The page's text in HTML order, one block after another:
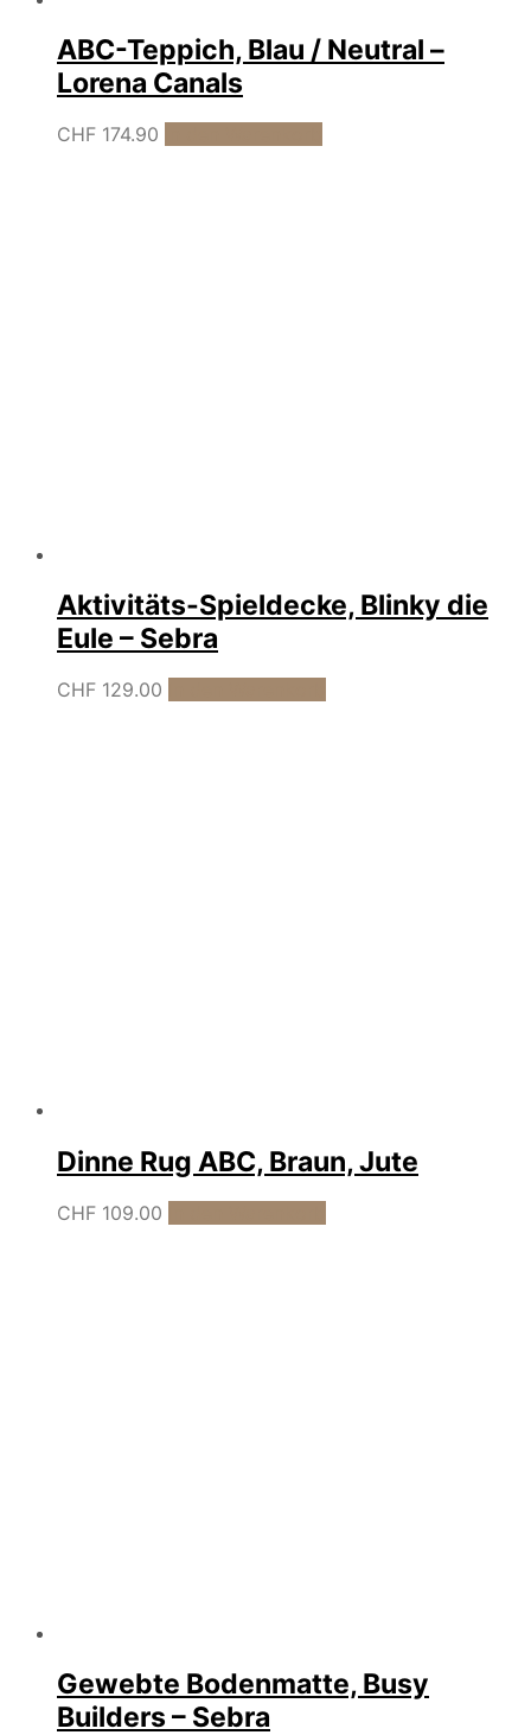
ABC-Teppich, Blau / Neutral –
Lorena Canals
CHF 174.90
Aktivitäts-Spieldecke, Blinky die
Eule – Sebra
CHF 129.00
Dinne Rug ABC, Braun, Jute
CHF 109.00
Gewebte Bodenmatte, Busy
Builders – Sebra